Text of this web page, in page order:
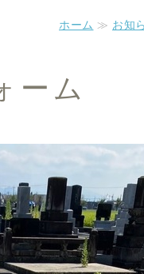
ホーム ≫ お知
ーム